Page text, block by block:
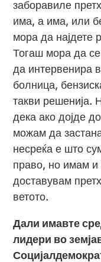
заборавиле
има, а има, или
мора да најдете
Тогаш мора да
да интервенира
болница,
такви решенија.
дека ако дојде
можам да
несреќа е што
право, но имам и
доставувам
ветото.
Дали имавте
лидери во